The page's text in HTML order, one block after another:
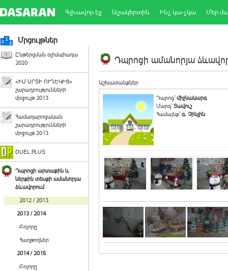
Գլխավոր էջ Աշակերտին Ինչ կա-չկա Մեր
Մրցույթներ
Ընթերցման օլիմպիադա
2020
«ԻՄ ՍՐՏԻ ՈՒՂԵԿԻՑ»
շարադրությունների
մրցույթ 2013
Համադպրոցական
շարադրությունների
մրցույթ 2013
DUEL PLUS
Դպրոցի արտաքին և
ներքին տեսքի ամանորյա
ձևավորում
2012 / 2013
2013 / 2014
Բոլորը
Հաղթողներ
2014 / 2015
Բոլորը
Դպրոցի ամանորյա
Աշխատանքներ
Դպրոց`միջնակարգ
Մարզ`Տավուշ
Համայնք`գ. Չինչին